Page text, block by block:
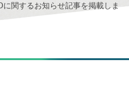
に関するお知らせ記事を掲載しま